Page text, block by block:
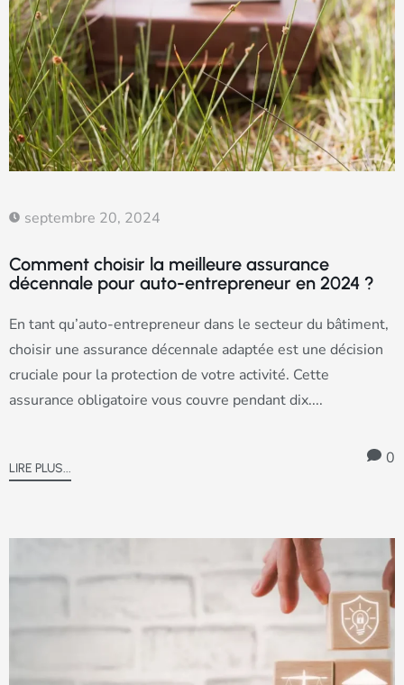
septembre 20, 2024
Comment choisir la meilleure assurance
décennale pour auto-entrepreneur en 2024 ?
En tant qu’auto-entrepreneur dans le secteur du bâtiment,
choisir une assurance décennale adaptée est une décision
cruciale pour la protection de votre activité. Cette
assurance obligatoire vous couvre pendant dix....
LIRE PLUS...
0